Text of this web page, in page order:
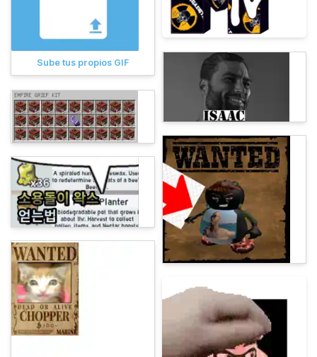
Sube tus propios GIF